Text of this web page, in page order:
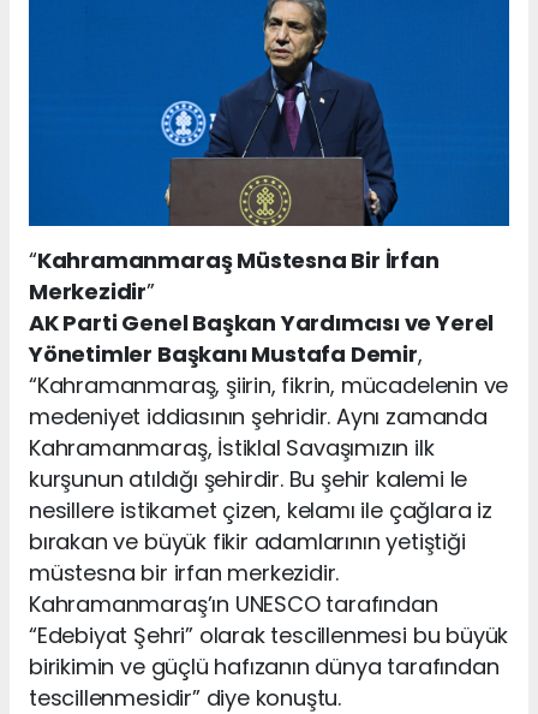
“Kahramanmaraş Müstesna Bir İrfan
Merkezidir”
AK Parti Genel Başkan Yardımcısı ve Yerel
Yönetimler Başkanı Mustafa Demir,
“Kahramanmaraş, şiirin, fikrin, mücadelenin ve
medeniyet iddiasının şehridir. Aynı zamanda
Kahramanmaraş, İstiklal Savaşımızın ilk
kurşunun atıldığı şehirdir. Bu şehir kalemi le
nesillere istikamet çizen, kelamı ile çağlara iz
bırakan ve büyük fikir adamlarının yetiştiği
müstesna bir irfan merkezidir.
Kahramanmaraş’ın UNESCO tarafından
“Edebiyat Şehri” olarak tescillenmesi bu büyük
birikimin ve güçlü hafızanın dünya tarafından
tescillenmesidir” diye konuştu.